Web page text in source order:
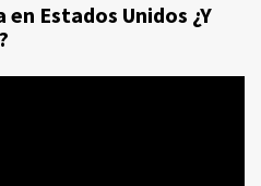
Estados Unidos ¿Y